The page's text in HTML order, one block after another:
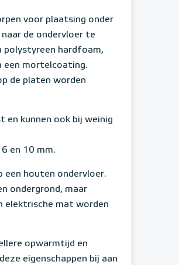
voor plaatsing onder
de ondervloer te
polystyreen hardfoam,
een mortelcoating.
de platen worden
en kunnen ook bij weinig
en 10 mm.
een houten ondervloer.
ondergrond, maar
elektrische mat worden
opwarmtijd en
eigenschappen bij aan